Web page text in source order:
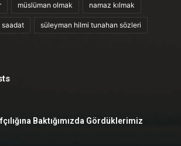
müslüman olmak namaz kılmak
süleyman hilmi tunahan sözleri
Baktığımızda Gördüklerimiz